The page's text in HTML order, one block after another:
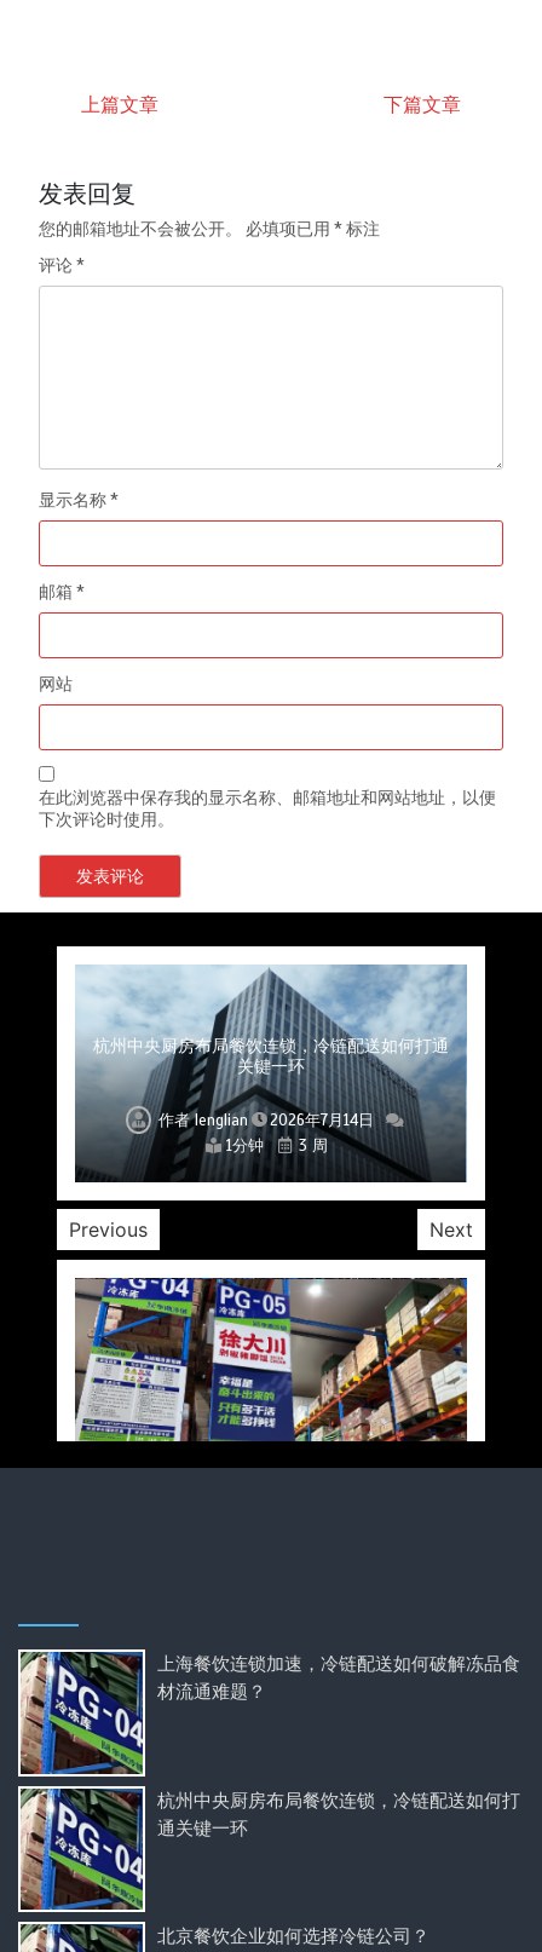
上篇文章 下篇文章
发表回复
您的邮箱地址不会被公开。 必填项已用*标注
评论*
显示名称*
邮箱*
网站
在此浏览器中保存我的显示名称、邮箱地址和网站地址，以便
下次评论时使用。
上海餐饮连锁加速，冷链配送如何破解冻品食材
流通难题？
作者lenglian
2026年7月14日
1分钟
3 周
杭州中央厨房布局餐饮连锁，冷链配送如何打通
关键一环
作者lenglian
2026年7月14日
1分钟
3 周
北京餐饮企业如何选择冷链公司？
作者lenglian
2026年7月14日
1分钟
3 周
深圳冷链物流如何护航餐饮连锁？冻品食材流通
全解析
作者lenglian
2026年7月14日
1分钟
3 周
北京餐饮仓配一体化的核心价值与落地实践解析
作者lenglian
2026年7月14日
1分钟
3 周
武汉冻品配送三要素：控温、时效、低成本如何
兼得？
作者lenglian
2026年7月14日
1分钟
3 周
重庆冷链布局解冻食材运输密码，餐饮连锁如何
稳控品质？
作者lenglian
2026年7月14日
1分钟
3 周
Previous Next
上海餐饮连锁加速，冷链配送如何破解冻品食
材流通难题？
杭州中央厨房布局餐饮连锁，冷链配送如何打
通关键一环
北京餐饮企业如何选择冷链公司？